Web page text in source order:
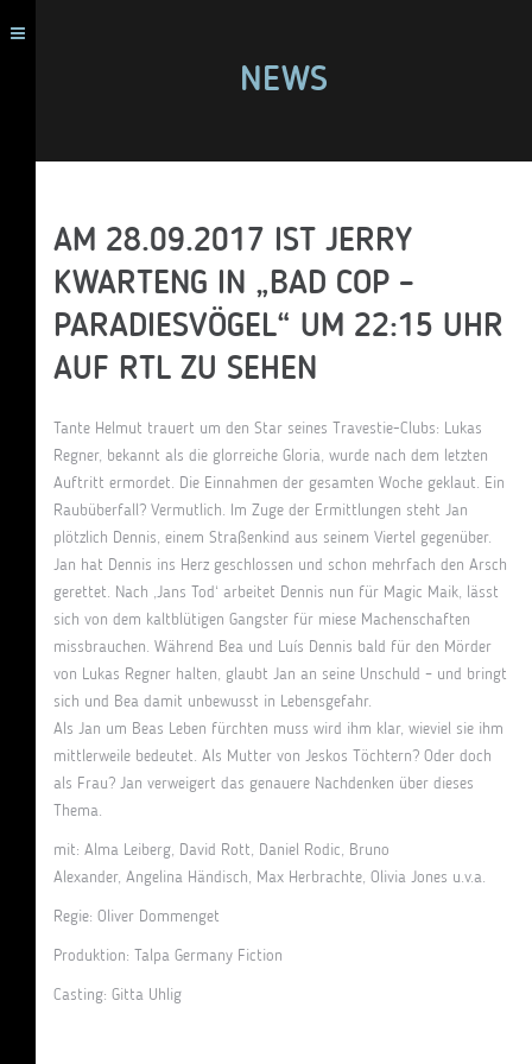
NEWS
AM 28.09.2017 IST JERRY
KWARTENG IN „BAD COP –
PARADIESVÖGEL“ UM 22:15 UHR
AUF RTL ZU SEHEN
Tante Helmut trauert um den Star seines Travestie-Clubs: Lukas
Regner, bekannt als die glorreiche Gloria, wurde nach dem letzten
Auftritt ermordet. Die Einnahmen der gesamten Woche geklaut. Ein
Raubüberfall? Vermutlich. Im Zuge der Ermittlungen steht Jan
plötzlich Dennis, einem Straßenkind aus seinem Viertel gegenüber.
Jan hat Dennis ins Herz geschlossen und schon mehrfach den Arsch
gerettet. Nach ‚Jans Tod‘ arbeitet Dennis nun für Magic Maik, lässt
sich von dem kaltblütigen Gangster für miese Machenschaften
missbrauchen. Während Bea und Luís Dennis bald für den Mörder
von Lukas Regner halten, glaubt Jan an seine Unschuld – und bringt
sich und Bea damit unbewusst in Lebensgefahr.
Als Jan um Beas Leben fürchten muss wird ihm klar, wieviel sie ihm
mittlerweile bedeutet. Als Mutter von Jeskos Töchtern? Oder doch
als Frau? Jan verweigert das genauere Nachdenken über dieses
Thema.
mit: Alma Leiberg, David Rott, Daniel Rodic, Bruno
Alexander, Angelina Händisch, Max Herbrachte, Olivia Jones u.v.a.
Regie: Oliver Dommenget
Produktion: Talpa Germany Fiction
Casting: Gitta Uhlig